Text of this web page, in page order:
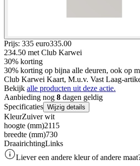
Prijs: 335 euro335.00
234.50 met Club Karwei
30% korting
30% korting op bijna alle deuren, ook op
Club Karwei Kaart, M.u.v. Vast Laag-
Bekijk alle producten uit deze actie.
Aanbieding nog 8 dagen geldig
Specificaties Wijzig details
KleurZuiver wit
hoogte (mm)2115
breedte (mm)730
DraairichtingLinks
Liever een andere kleur of andere